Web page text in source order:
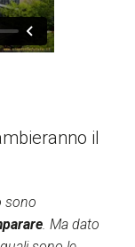
il
sono
. Ma dato